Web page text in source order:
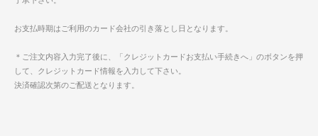
お支払時期はご利用のカード会社の引き落とし日となります。
＊ご注文内容入力完了後に、「クレジットカードお支払い手続きへ」のボタンを押
して、クレジットカード情報を入力して下さい。
決済確認次第のご配送となります。